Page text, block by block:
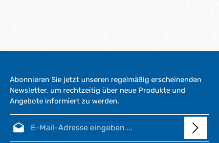
Abonnieren Sie jetzt unseren regelmäßig erscheinenden
Newsletter, um rechtzeitig über neue Produkte und
Angebote informiert zu werden.